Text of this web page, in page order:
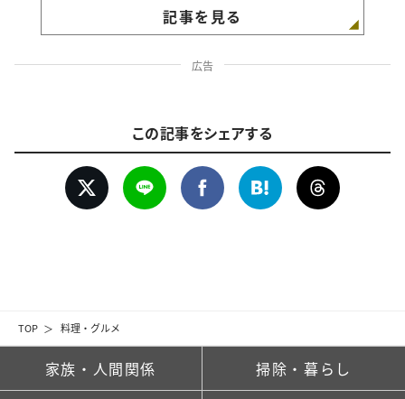
TOP 料理・グルメ
記事を見る
広告
この記事をシェアする
家族・人間関係 掃除・暮らし